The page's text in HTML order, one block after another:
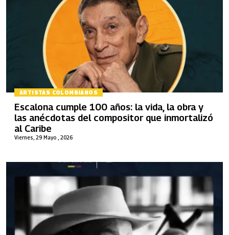
ARTISTAS COLOMBIANOS
Viernes, 29 Mayo , 2026
Escalona cumple 100 años: la vida, la obra y
las anécdotas del compositor que inmortalizó
al Caribe